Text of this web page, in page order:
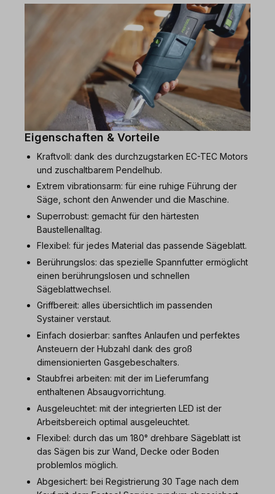
Eigenschaften & Vorteile
Kraftvoll: dank des durchzugstarken EC-TEC Motors
und zuschaltbarem Pendelhub.
Extrem vibrationsarm: für eine ruhige Führung der
Säge, schont den Anwender und die Maschine.
Superrobust: gemacht für den härtesten
Baustellenalltag.
Flexibel: für jedes Material das passende Sägeblatt.
Berührungslos: das spezielle Spannfutter ermöglicht
einen berührungslosen und schnellen
Sägeblattwechsel.
Griffbereit: alles übersichtlich im passenden
Systainer verstaut.
Einfach dosierbar: sanftes Anlaufen und perfektes
Ansteuern der Hubzahl dank des groß
dimensionierten Gasgebeschalters.
Staubfrei arbeiten: mit der im Lieferumfang
enthaltenen Absaugvorrichtung.
Ausgeleuchtet: mit der integrierten LED ist der
Arbeitsbereich optimal ausgeleuchtet.
Flexibel: durch das um 180° drehbare Sägeblatt ist
das Sägen bis zur Wand, Decke oder Boden
problemlos möglich.
Abgesichert: bei Registrierung 30 Tage nach dem